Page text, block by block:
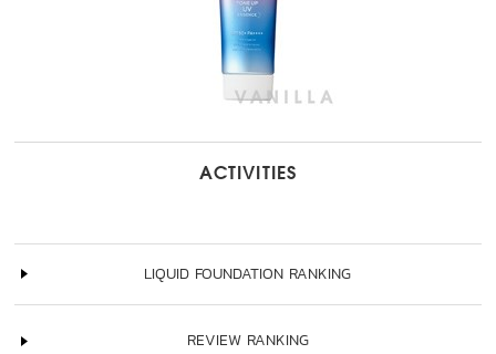
ACTIVITIES
LIQUID FOUNDATION RANKING
REVIEW RANKING